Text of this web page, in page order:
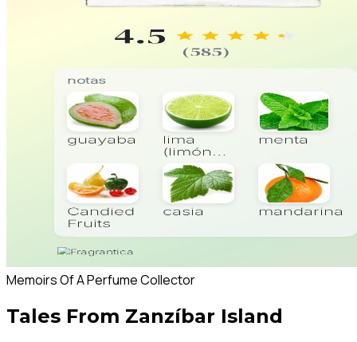
Memoirs Of A Perfume Collector
Tales From Zanzíbar Island